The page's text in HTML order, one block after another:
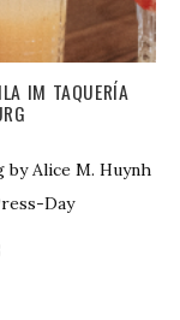
IM TAQUERÍA